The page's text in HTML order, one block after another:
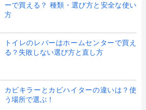
ーで買える？ 種類・選び方と安全な使い
方
トイレのレバーはホームセンターで買え
る？失敗しない選び方と直し方
カビキラーとカビハイターの違いは？使
う場所で選ぶ！